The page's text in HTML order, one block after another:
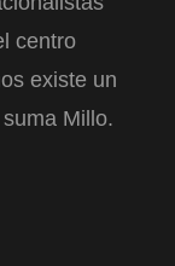
centro
existe un
Millo.